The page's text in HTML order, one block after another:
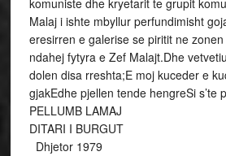
komuniste dhe kryetarit te grupit
Malaj i ishte mbyllur perfundimisht
eresirren e galerise se piritit ne
ndahej fytyra e Zef Malajt.Dhe
dolen disa rreshta;E moj kuceder e
gjakEdhe pjellen tende hengreSi s’te
PELLUMB LAMAJ
DITARI I BURGUT
Dhjetor 1979